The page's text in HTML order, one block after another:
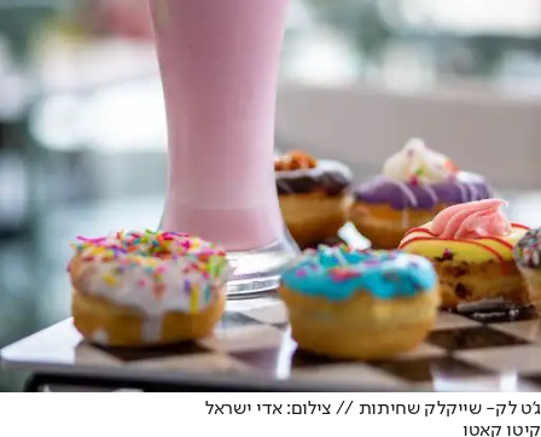
ג'ט לק- שייקלק שחיתות // צילום: אדי ישראל
קיטו קאטו